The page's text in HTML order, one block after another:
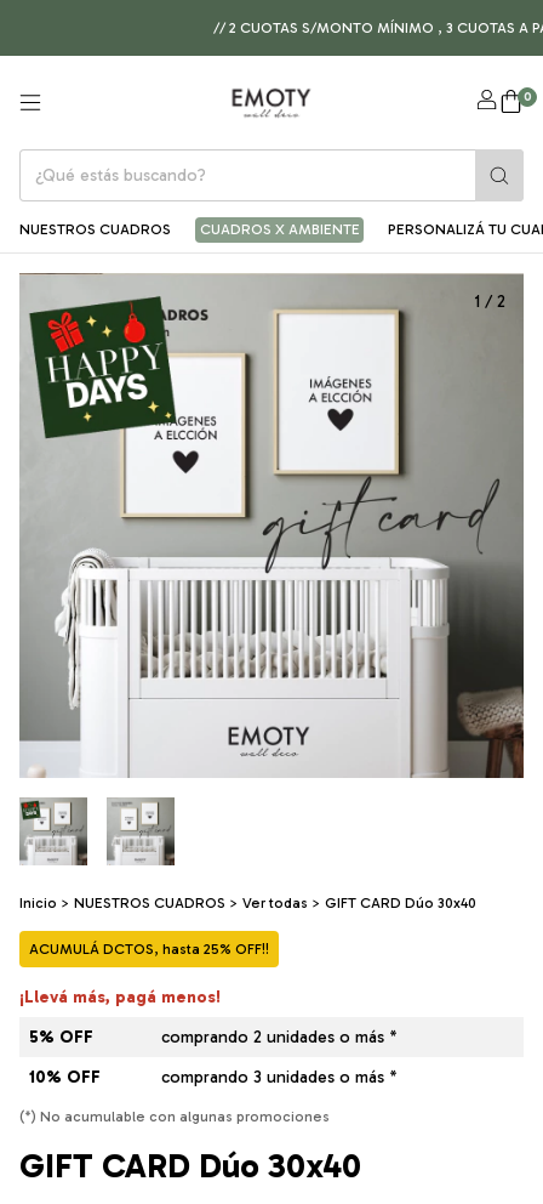
// 2 CUOTAS S/MONTO MÍNIMO , 3 CUOTAS A
0
NUESTROS CUADROS CUADROS X AMBIENTE PERSONALIZÁ TU
1 / 2
Inicio > NUESTROS CUADROS > Ver todas > GIFT CARD Dúo 30x40
ACUMULÁ DCTOS, hasta 25% OFF!!
¡Llevá más, pagá menos!
5% OFF
comprando 2 unidades o más *
10% OFF
comprando 3 unidades o más *
(*) No acumulable con algunas promociones
GIFT CARD Dúo 30x40